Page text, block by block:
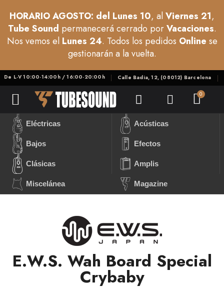
HORARIO AGOSTO: del Lunes 10, alViernes 21,
Tube Sound permanecerá cerrado porVacaciones.
Nos vemos el Lunes 24. Todos los pedidos Online se
gestionarán a la vuelta.
De L-V 10:00-14:00h / 16:00-20:00h Calle Badia, 12, (08012) Barcelona
Eléctricas Acústicas
Bajos Efectos
Clásicas Amplis
Miscelánea Magazine
E.W.S. Wah Board Special
Crybaby